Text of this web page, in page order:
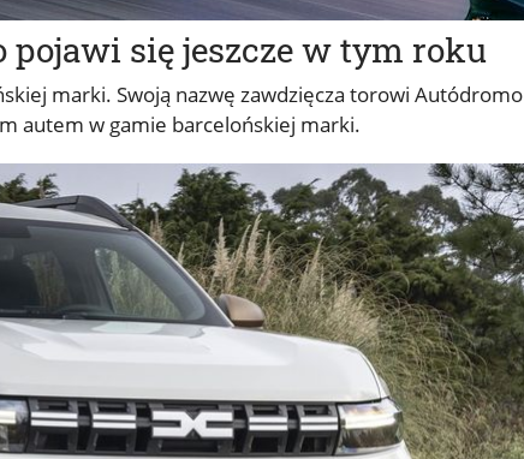
pojawi się jeszcze w tym roku
marki. Swoją nazwę zawdzięcza torowi Autódromo
autem w gamie barcelońskiej marki.